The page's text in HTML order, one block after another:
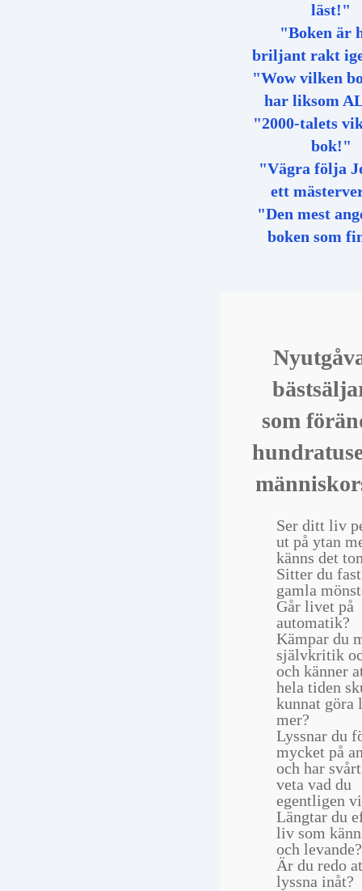
läst!"
"Boken är
briljant rakt
"Wow vilken
har liksom
"2000-talets
bok!"
"Vägra följa
ett
"Den mest
boken som
som
Ser ditt liv
ut på ytan
känns det
Sitter du
gamla
Går livet på
automatik?
Kämpar du
självkritik
och känner
hela tiden
kunnat göra
mer?
Lyssnar du
mycket på
och har
veta vad du
egentligen
Längtar du
liv som
och levande?
Är du redo
lyssna inåt?